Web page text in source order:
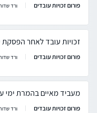
פורום זכויות עובדים ורד
זכויות עובד לאחר הפסקת
פורום זכויות עובדים ורד
מעביד מאיים בהמרת ימי
פורום זכויות עובדים ורד